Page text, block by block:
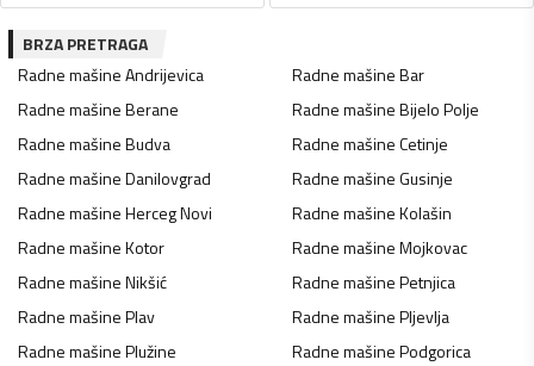
BRZA PRETRAGA
Radne mašineAndrijevica Radne mašineBar
Radne mašineBerane Radne mašineBijelo Polje
Radne mašineBudva Radne mašineCetinje
Radne mašineDanilovgrad Radne mašineGusinje
Radne mašineHerceg Novi Radne mašineKolašin
Radne mašineKotor Radne mašineMojkovac
Radne mašineNikšić Radne mašinePetnjica
Radne mašinePlav Radne mašinePljevlja
Radne mašinePlužine Radne mašinePodgorica